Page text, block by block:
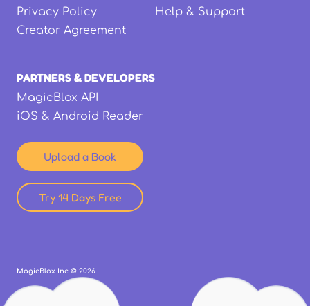
Privacy Policy
Creator Agreement
Help & Support
PARTNERS & DEVELOPERS
MagicBlox API
iOS & Android Reader
Upload a Book
Try 14 Days Free
MagicBlox Inc © 2026